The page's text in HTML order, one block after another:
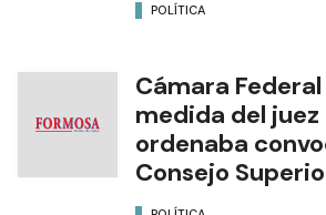
POLÍTICA
Cámara
medida del
ordenaba
Consejo